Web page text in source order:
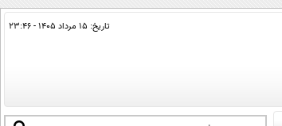
تاریخ: ۱۵ مرداد ۱۴۰۵ - ۲۳:۴۶